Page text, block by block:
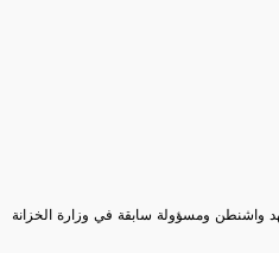
واشنطن ومسؤولة سابقة في وزارة الخزانة